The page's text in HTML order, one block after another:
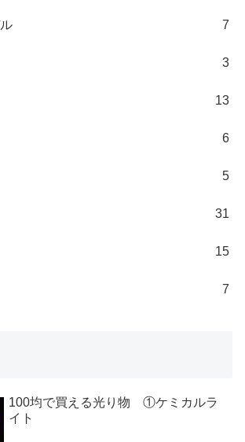
7
3
13
6
5
31
15
7
100均で買える光り物 ①ケミカルラ
イト